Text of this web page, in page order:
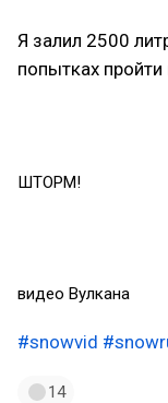
Я залил 2500
попытках пройти
ШТОРМ!
видео Вулкана
#snowvid
14